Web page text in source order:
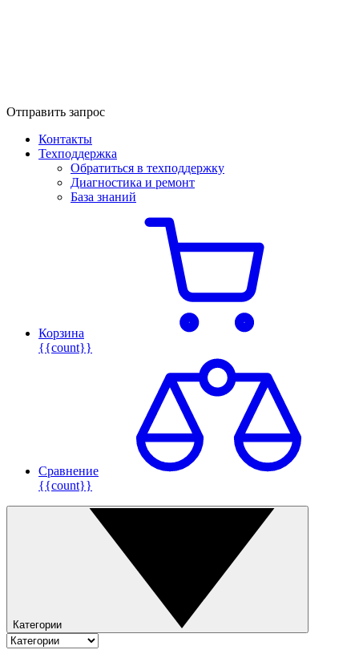
Отправить запрос
Контакты
Техподдержка
Обратиться в техподдержку
Диагностика и ремонт
База знаний
Корзина
{{count}}
Сравнение
{{count}}
Категории